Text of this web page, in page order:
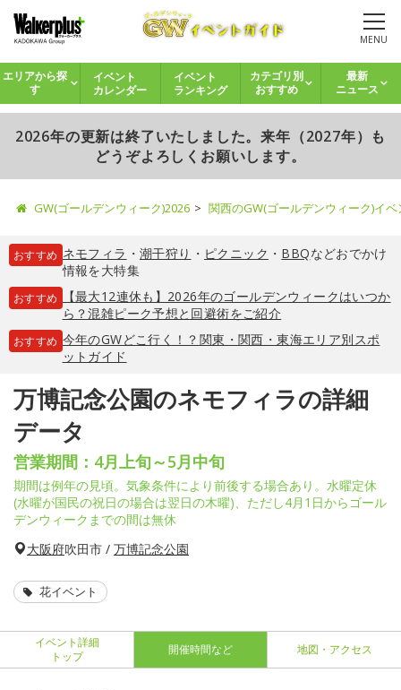
MENU
エリアから探
す
イベント
カレンダー
イベント
ランキング
カテゴリ別
おすすめ
最新
ニュース
2026年の更新は終了いたしました。来年（2027年）も
どうぞよろしくお願いします。
GW(ゴールデンウィーク)2026 関西のGW(ゴールデンウィーク)イ
おすすめ ネモフィラ ・ 潮干狩り ・ ピクニック ・ BBQなどおでかけ
情報を大特集
おすすめ
【最大12連休も】2026年のゴールデンウィークはいつか
ら？混雑ピーク予想と回避術をご紹介
おすすめ 今年のGWどこ行く！？関東・関西・東海エリア別スポ
ットガイド
万博記念公園のネモフィラの詳細
データ
営業期間：4月上旬～5月中旬
期間は例年の見頃。気象条件により前後する場合あり。水曜定休
(水曜が国民の祝日の場合は翌日の木曜)、ただし4月1日からゴール
デンウィークまでの間は無休
大阪府吹田市 / 万博記念公園
花イベント
イベント詳細
トップ
開催時間など 地図・アクセス